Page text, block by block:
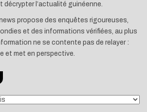
décrypter l’actualité guinéenne.
propose des enquêtes rigoureuses,
et des informations vérifiées, au plus
ne se contente pas de relayer :
et met en perspective.